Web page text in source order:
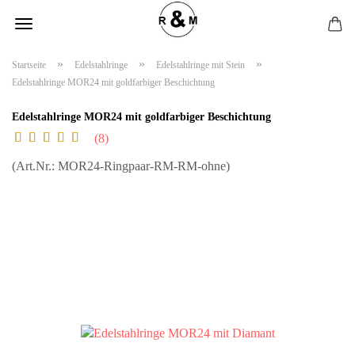
Startseite » Edelstahlringe » Edelstahlringe mit Stein »
Edelstahlringe MOR24 mit goldfarbiger Beschichtung
Edelstahlringe MOR24 mit goldfarbiger Beschichtung
8
(Art.Nr.: MOR24-Ringpaar-RM-RM-ohne)